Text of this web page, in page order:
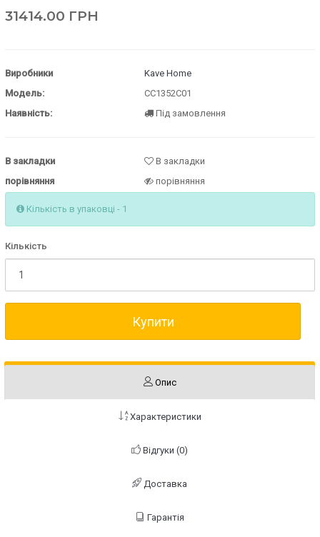
31414.00 ГРН
Виробники
Kave Home
Модель:
CC1352C01
Наявність:
Під замовлення
В закладки
В закладки
порівняння
порівняння
Кількість в упаковці - 1
Кількість
Купити
Опис
Характеристики
Відгуки (0)
Доставка
Гарантія